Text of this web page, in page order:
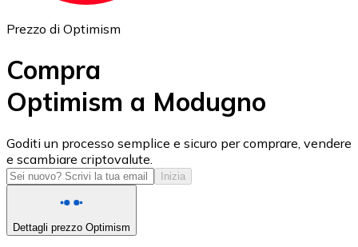
USD Coin
USDC
Prezzo di Optimism
Compra
Optimism a Modugno
Goditi un processo semplice e sicuro per comprare, vendere
e scambiare criptovalute.
Inizia
Dettagli prezzo Optimism